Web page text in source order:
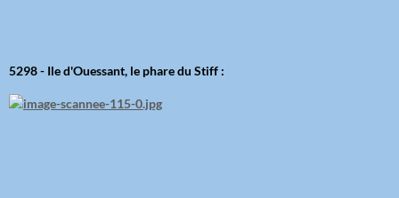
5298 - Ile d'Ouessant, le phare du Stiff :